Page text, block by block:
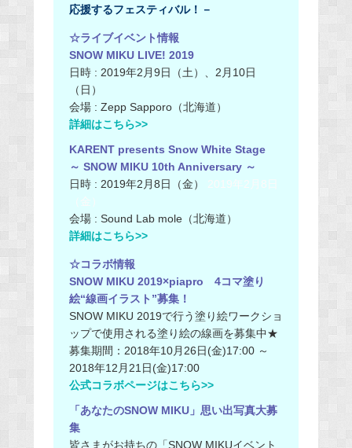
応援するフェスティバル！－
☆ライブイベント情報
SNOW MIKU LIVE! 2019
日時 : 2019年2月9日（土）、2月10日
（日）
会場 : Zepp Sapporo（北海道）
詳細はこちら>>
KARENT presents Snow White Stage
～ SNOW MIKU 10th Anniversary ～
日時 : 2019年2月8日（金） 2019年2月8日
（金）
会場 : Sound Lab mole（北海道）
詳細はこちら>>
☆コラボ情報
SNOW MIKU 2019×piapro 4コマ塗り
絵“線画イラスト”募集！
SNOW MIKU 2019で行う塗り絵ワークショ
ップで使用される塗り絵の線画を募集中★
募集期間：2018年10月26日(金)17:00 ～
2018年12月21日(金)17:00
公式コラボページはこちら>>
「あなたのSNOW MIKU」思い出写真大募
集
皆さまがお持ちの「SNOW MIKUイベント